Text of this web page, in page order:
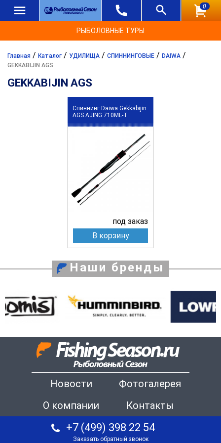
0
РЫБОЛОВНЫЕ ТУРЫ
Главная / Каталог / УДИЛИЩА / СПИННИНГОВЫЕ / DAIWA /
GEKKABIJIN AGS
GEKKABIJIN AGS
Спиннинг Daiwa Gekkabijin
AGS AJING 710ML-T
под заказ
В корзину
Наши бренды
Новости
Фотогалерея
О компании
Контакты
+7 (499) 398 22 54
Заказать обратный звонок